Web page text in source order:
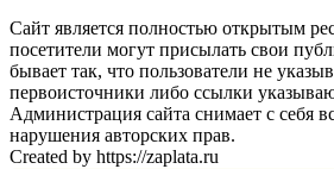
Сайт является полностью открытым
посетители могут присылать свои
бывает так, что пользователи не
первоисточники либо ссылки
Администрация сайта снимает с себя
нарушения авторских прав.
Created by https://zaplata.ru